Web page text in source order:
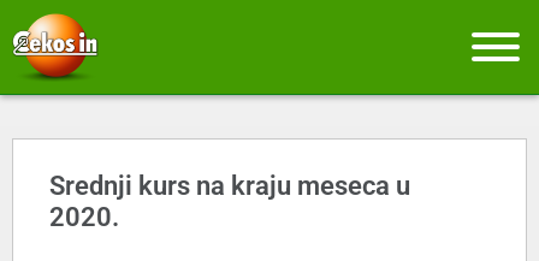
Srednji kurs na kraju meseca u
2020.